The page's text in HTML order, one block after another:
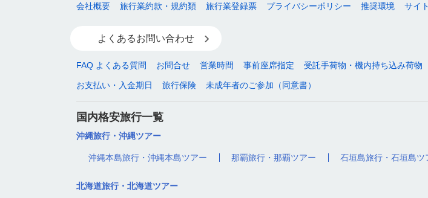
会社概要 旅行業約款・規約類 旅行業登録票 プライバシーポリシー 推奨環境 サイ
よくあるお問い合わせ
FAQ よくある質問 お問合せ 営業時間 事前座席指定 受託手荷物・機内持ち込み荷物
お支払い・入金期日 旅行保険 未成年者のご参加（同意書）
国内格安旅行一覧
沖縄旅行・沖縄ツアー
沖縄本島旅行・沖縄本島ツアー 那覇旅行・那覇ツアー 石垣島旅行・石垣島ツ
北海道旅行・北海道ツアー